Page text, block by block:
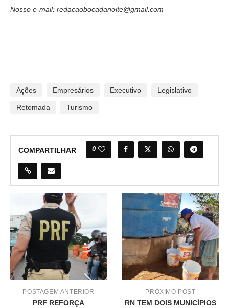
Nosso e-mail: redacaobocadanoite@gmail.com
Ações Empresários Executivo Legislativo
Retomada Turismo
COMPARTILHAR 0
POSTAGEM ANTERIOR
PRF REFORÇA
PRÓXIMO POST
RN TEM DOIS MUNICÍPIOS